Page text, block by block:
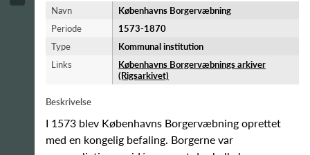
Navn
Københavns Borgervæbning
Periode
1573-​1870
Type
Kommunal institution
Links
Københavns Borgervæbnings arkiver
(Rigsarkivet)
Beskrivelse
I 1573 blev Københavns Borgervæbning oprettet
med en kongelig befaling. Borgerne var